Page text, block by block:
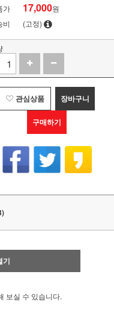
가 17,000원
비
(고정)
관심상품 장바구니
구매하기
기
보실 수 있습니다.